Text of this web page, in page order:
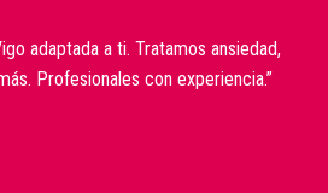
adaptada a ti. Tratamos ansiedad,
Profesionales con experiencia.”